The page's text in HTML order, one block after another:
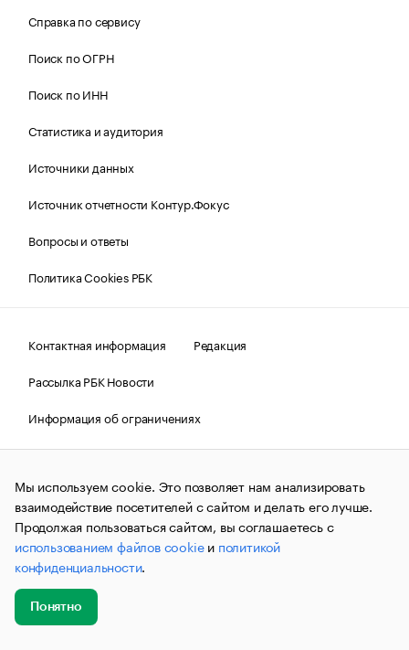
Справка по сервису
Поиск по ОГРН
Поиск по ИНН
Статистика и аудитория
Источники данных
Источник отчетности Контур.Фокус
Вопросы и ответы
Политика Cookies РБК
Контактная информация
Редакция
Рассылка РБК Новости
Информация об ограничениях
Правовая информация
О соблюдении авторских прав
© АО «РОСБИЗНЕСКОНСАЛТИНГ»,1995–2026.Сообщения
и материалы информационного агентства «РБК»
(зарегистрировано Федеральной службой по надзору в сфере
связи, информационных технологий и массовых
коммуникаций (Роскомнадзор) 09.12.2015 за номером ИА
№ФС77-63848) сопровождаются пометкой «РБК». Отдельные
публикации могут содержать информацию,
не предназначенную для пользователей
до 18 лет.
Мы используем cookie. Это позволяет нам анализировать
взаимодействие посетителей с сайтом и делать его лучше.
Продолжая пользоваться сайтом, вы соглашаетесь с
использованием файлов cookieи политикой
конфиденциальности.
Понятно